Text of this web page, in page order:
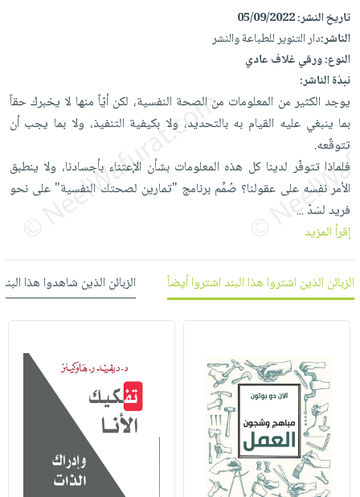
Android
تحميل
iKitab
على
Apple
Apple
الشخصية
العناية
وتصفيف
الشعر
العناية
بالجسم
العناية
بالأسنان
الحمية
والتغذية
جديد
الكل
أواني
الطهي
أدوات
الخبز
أدوات
المائدة
الأوعية
والتخزين
أدوات
المطبخ
متجر
الهدايا
أقسام
الأكثر
مبيعاً
العودة
للمدارس
اكسسوارات
منزلية
ملابس
مطرزات
حقائب
حلي
عناية
بالذات
شحن
مجاني
بنود
مختارة
اشتراكات
الاشتراكات
صندوق
iKitab
بلا
حدود
بحث
متقدم
وفرات
عن
الشركة
سياسة
حسابك
لائحة
الأمنيات
تاريخ النشر:05/09/2022
الناشر:دار التنوير للطباعة والنشر
النوع:ورقي غلاف عادي
نبذة الناشر:
يوجد الكثير من المعلومات من الصحة النفسية، لكن أيّاً منها لا يخبرك حقاً
بما ينبغي عليه القيام به بالتحديد، ولا بكيفية التنفيذ، ولا بما يجب أن
تتوقّعه.
فلماذا تتوفّر لدينا كل هذه المعلومات بشأن الإعتناء بأجسادنا، ولا ينطبق
الأمر نفسه على عقولنا؟ صُمِّم برنامج "تمارين لصحتك النفسية" على نحو
فريد لسَدّ...
إقرأ المزيد
الزبائن الذين اشتروا هذا البند اشتروا أيضاً الزبائن الذين شاهدوا هذا